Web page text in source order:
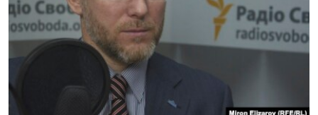
ПОБЕДИТЕЛЕЙ НЕ СУДЯТ?
КРЫМ.НЕПОКОРЕННЫЙ
УКРАИНСКАЯ ПРОБЛЕМА КРЫМА
ПРИСОЕДИНЯЙТЕСЬ!
Все сайты RFE/RL